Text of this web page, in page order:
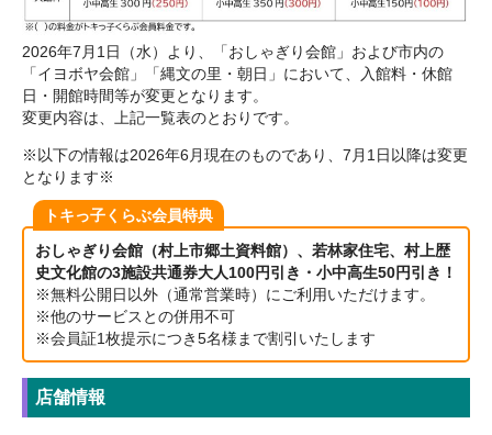
2026年7月1日（水）より、「おしゃぎり会館」および市内の
「イヨボヤ会館」「縄文の里・朝日」において、入館料・休館
日・開館時間等が変更となります。
変更内容は、上記一覧表のとおりです。
※以下の情報は2026年6月現在のものであり、7月1日以降は変更
となります※
トキっ子くらぶ会員特典
おしゃぎり会館（村上市郷土資料館）、若林家住宅、村上歴
史文化館の3施設共通券大人100円引き・小中高生50円引き！
※無料公開日以外（通常営業時）にご利用いただけます。
※他のサービスとの併用不可
※会員証1枚提示につき5名様まで割引いたします
店舗情報